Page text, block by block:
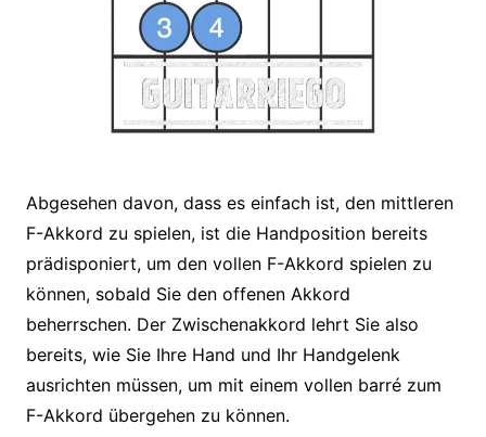
Abgesehen davon, dass es einfach ist, den mittleren
F-Akkord zu spielen, ist die Handposition bereits
prädisponiert, um den vollen F-Akkord spielen zu
können, sobald Sie den offenen Akkord
beherrschen. Der Zwischenakkord lehrt Sie also
bereits, wie Sie Ihre Hand und Ihr Handgelenk
ausrichten müssen, um mit einem vollen barré zum
F-Akkord übergehen zu können.